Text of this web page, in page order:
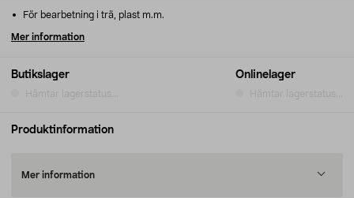
Butikslager
Hämtar lagerstatus...
Onlinelager
Hämtar lagerstatus...
För bearbetning i trä, plast m.m.
Mer information
Produktinformation
Mer information